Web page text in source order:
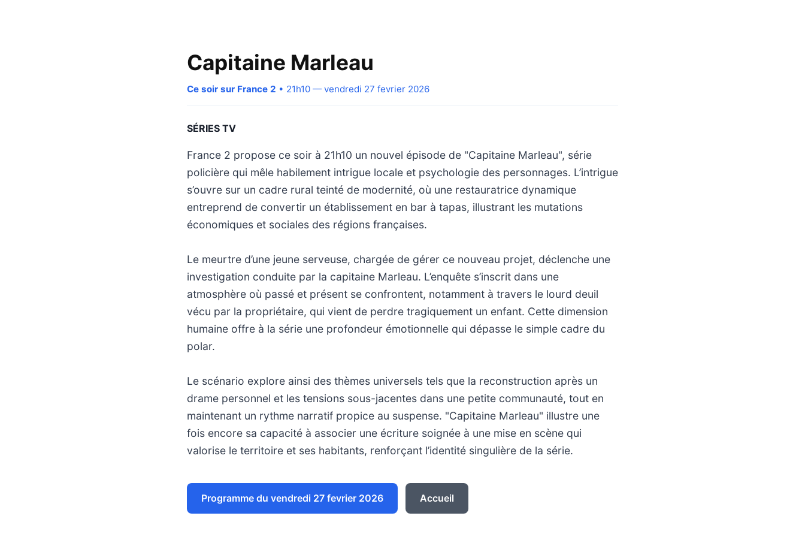
Capitaine Marleau
Ce soir sur France 2 • 21h10 — vendredi 27 fevrier 2026
SÉRIES TV
France 2 propose ce soir à 21h10 un nouvel épisode de "Capitaine Marleau", série
policière qui mêle habilement intrigue locale et psychologie des personnages. L’intrigue
s’ouvre sur un cadre rural teinté de modernité, où une restauratrice dynamique
entreprend de convertir un établissement en bar à tapas, illustrant les mutations
économiques et sociales des régions françaises.
Le meurtre d’une jeune serveuse, chargée de gérer ce nouveau projet, déclenche une
investigation conduite par la capitaine Marleau. L’enquête s’inscrit dans une
atmosphère où passé et présent se confrontent, notamment à travers le lourd deuil
vécu par la propriétaire, qui vient de perdre tragiquement un enfant. Cette dimension
humaine offre à la série une profondeur émotionnelle qui dépasse le simple cadre du
polar.
Le scénario explore ainsi des thèmes universels tels que la reconstruction après un
drame personnel et les tensions sous-jacentes dans une petite communauté, tout en
maintenant un rythme narratif propice au suspense. "Capitaine Marleau" illustre une
fois encore sa capacité à associer une écriture soignée à une mise en scène qui
valorise le territoire et ses habitants, renforçant l’identité singulière de la série.
Programme du vendredi 27 fevrier 2026 Accueil